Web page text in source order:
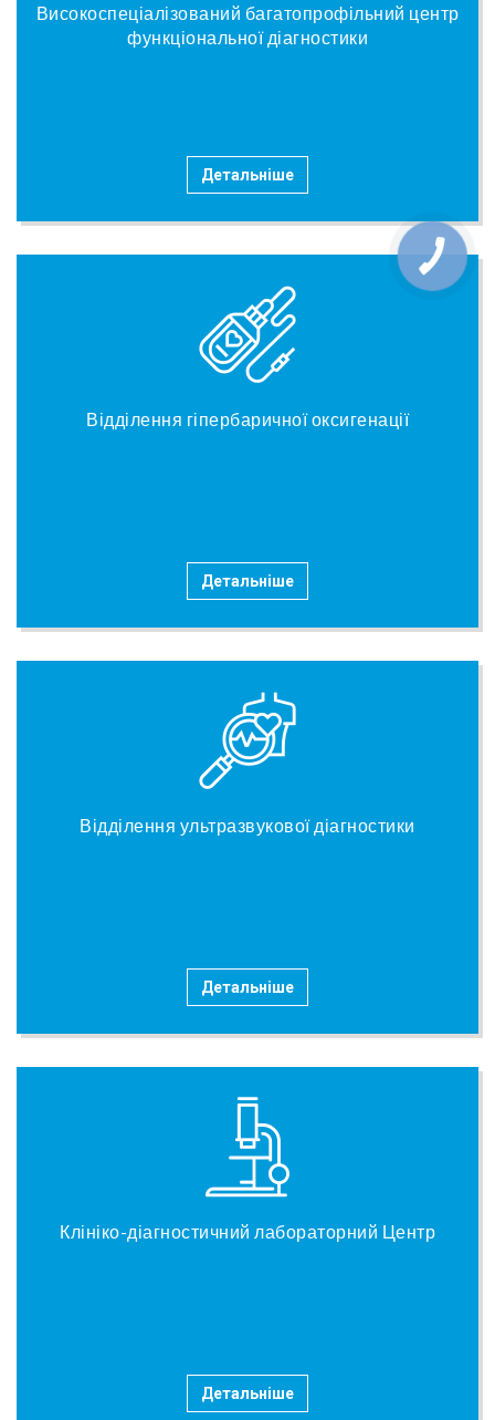
Високоспеціалізований багатопрофільний центр
функціональної діагностики
Детальніше
Відділення гіпербаричної оксигенації
Детальніше
Відділення ультразвукової діагностики
Детальніше
Клініко-діагностичний лабораторний Центр
Детальніше